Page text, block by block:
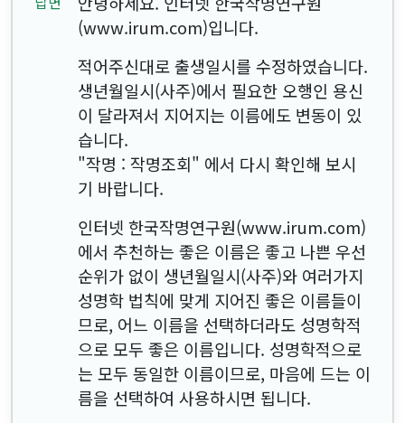
(www.irum.com)입니다.
적어주신대로 출생일시를 수정하였습니다.
생년월일시(사주)에서 필요한 오행인 용신
이 달라져서 지어지는 이름에도 변동이 있
습니다.
"작명 : 작명조회" 에서 다시 확인해 보시
기 바랍니다.
인터넷 한국작명연구원(www.irum.com)
에서 추천하는 좋은 이름은 좋고 나쁜 우선
순위가 없이 생년월일시(사주)와 여러가지
성명학 법칙에 맞게 지어진 좋은 이름들이
므로, 어느 이름을 선택하더라도 성명학적
으로 모두 좋은 이름입니다. 성명학적으로
는 모두 동일한 이름이므로, 마음에 드는 이
름을 선택하여 사용하시면 됩니다.